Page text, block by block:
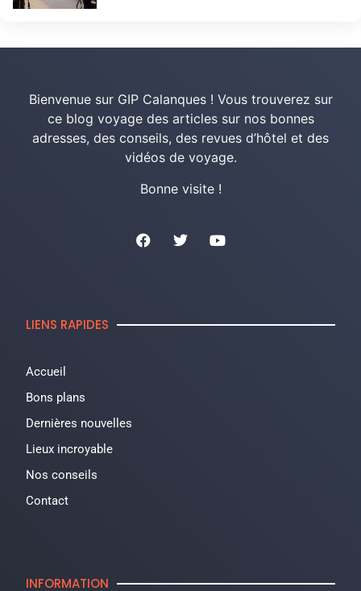
Bienvenue sur GIP Calanques ! Vous trouverez sur
ce blog voyage des articles sur nos bonnes
adresses, des conseils, des revues d’hôtel et des
vidéos de voyage.
Bonne visite !
LIENS RAPIDES
Accueil
Bons plans
Dernières nouvelles
Lieux incroyable
Nos conseils
Contact
INFORMATION